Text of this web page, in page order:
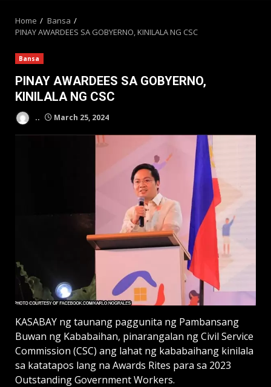
Home
Bansa
PINAY AWARDEES SA GOBYERNO, KINILALA NG CSC
Bansa
PINAY AWARDEES SA GOBYERNO,
KINILALA NG CSC
.. March 25, 2024
KASABAY ng taunang paggunita ng Pambansang
Buwan ng Kababaihan, pinarangalan ng Civil Service
Commission (CSC) ang lahat ng kababaihang kinilala
sa katatapos lang na Awards Rites para sa 2023
Outstanding Government Workers.